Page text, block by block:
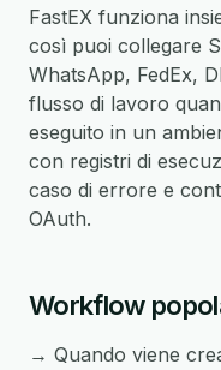
FastEX funziona
così puoi collegare
WhatsApp, FedEx,
flusso di lavoro
eseguito in un
con registri di
caso di errore e
OAuth.
Workflow
→ Quando viene